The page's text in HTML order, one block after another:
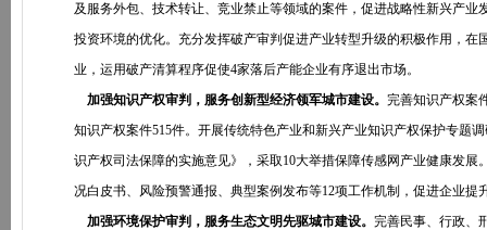
及服务外包、技术转让、竞业禁止等领域的案件，促进战略性新兴产
投资环境的优化。充分发挥破产审判促进产业转型升级的积极作用，
业，运用破产清算程序促使4家落后产能企业有序退出市场。
加强知识产权审判，服务创新型经济领军城市建设。 完善知识产权案
知识产权案件515件。开展传统特色产业和新兴产业知识产权保护专题
识产权司法保障的实施意见》，采取10大举措保障传感网产业健康发
况白皮书、风险预警通报、典型案例发布等12项工作机制，促进企业提
加强环境保护审判，服务生态文明先驱城市建设。 完善民事、行政、